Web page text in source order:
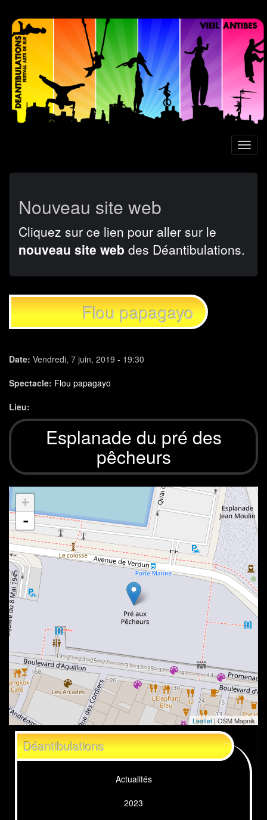
Aller
contenu
principal
Nouveau site web
Cliquez sur ce lien pour aller sur le
nouveau site web des Déantibulations.
Flou papagayo
Date: Vendredi, 7 juin, 2019 - 19:30
Spectacle: Flou papagayo
Lieu:
Esplanade du pré des
pêcheurs
+
-
Leaflet | OSM Mapnik
Déantibulations
Actualités
2023